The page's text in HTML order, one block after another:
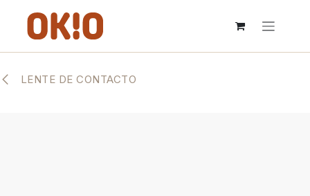
LENTE DE CONTACTO